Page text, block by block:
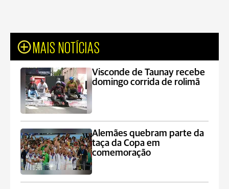
MAIS NOTÍCIAS
Visconde de Taunay recebe
domingo corrida de rolimã
Alemães quebram parte da
taça da Copa em
comemoração